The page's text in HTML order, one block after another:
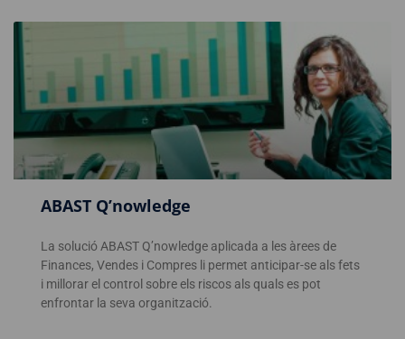
ABAST Q’nowledge
La solució ABAST Q’nowledge aplicada a les àrees de
Finances, Vendes i Compres li permet anticipar-se als fets
i millorar el control sobre els riscos als quals es pot
enfrontar la seva organització.